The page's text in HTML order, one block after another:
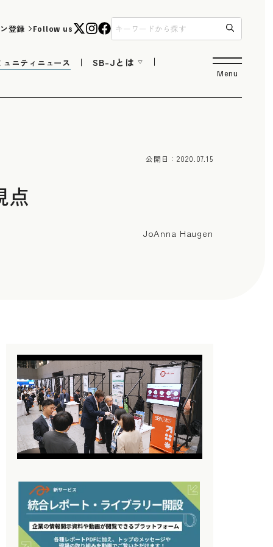
登録 Follow us
ュニティニュース SB-Jとは
Menu
公開日：2020.07.15
点
JoAnna Haugen